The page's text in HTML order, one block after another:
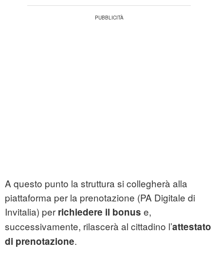
A questo punto la struttura si collegherà alla
piattaforma per la prenotazione (PA Digitale di
Invitalia) per richiedere il bonus e,
successivamente, rilascerà al cittadino l’attestato
di prenotazione.